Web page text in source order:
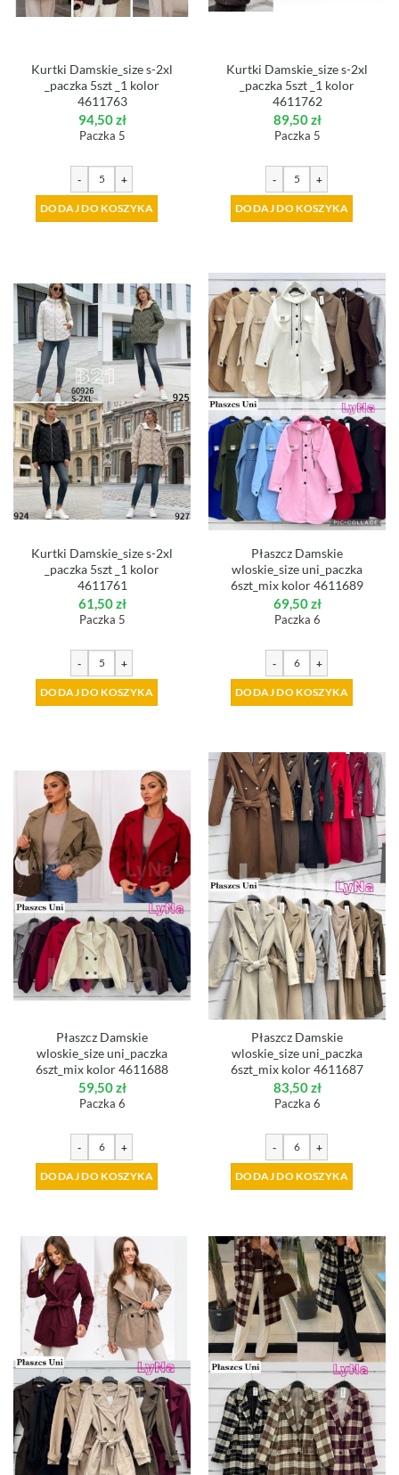
Kurtki Damskie_size s-2xl
_paczka 5szt _1 kolor
4611763
94,50zł
Paczka 5
- +
DODAJ DO KOSZYKA
Kurtki Damskie_size s-2xl
_paczka 5szt _1 kolor
4611762
89,50zł
Paczka 5
- +
DODAJ DO KOSZYKA
Kurtki Damskie_size s-2xl
_paczka 5szt _1 kolor
4611761
61,50zł
Paczka 5
- +
DODAJ DO KOSZYKA
Płaszcz Damskie
wloskie_size uni_paczka
6szt_mix kolor 4611689
69,50zł
Paczka 6
- +
DODAJ DO KOSZYKA
Płaszcz Damskie
wloskie_size uni_paczka
6szt_mix kolor 4611688
59,50zł
Paczka 6
- +
DODAJ DO KOSZYKA
Płaszcz Damskie
wloskie_size uni_paczka
6szt_mix kolor 4611687
83,50zł
Paczka 6
- +
DODAJ DO KOSZYKA